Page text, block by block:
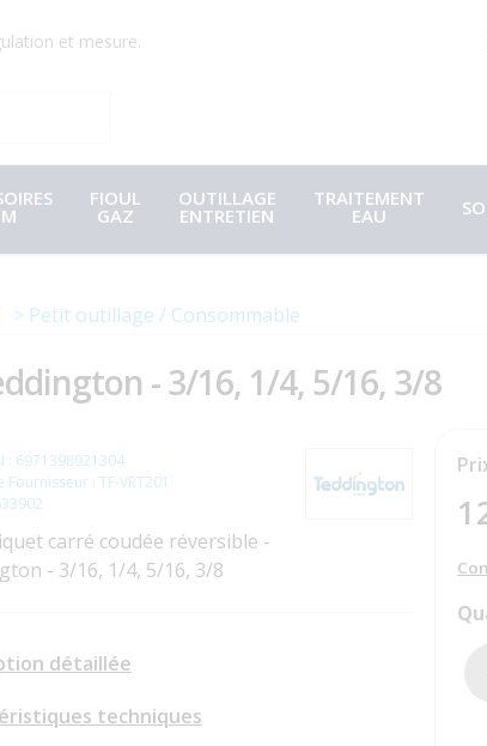
et mesure.
FIOUL
GAZ
OUTILLAGE
ENTRETIEN
TRAITEMENT
EAU
Petit outillage / Consommable
- 3/16, 1/4, 5/16, 3/8
: 6971398921304
Fournisseur : TF-VRT201
carré coudée réversible -
- 3/16, 1/4, 5/16, 3/8
détaillée
techniques